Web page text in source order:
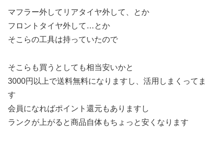
マフラー外してリアタイヤ外して、とか
フロントタイヤ外して…とか
そこらの工具は持っていたので
そこらも買うとしても相当安いかと
3000円以上で送料無料になりますし、活用しまくってま
す
会員になればポイント還元もありますし
ランクが上がると商品自体もちょっと安くなります